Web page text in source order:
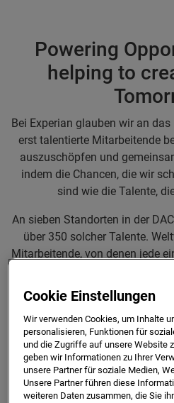
Powering
helping to
Bei Experian glauben wir an
erst talentierte Mitarbeitende
auszuschöpfen und
indem die Chancen, die wir
sind wie die Talente,
An sieben Standorten in der
über 350 solcher Talente.
Mitarbeitende, von denen jede
die auf Erfahrung, Kultur und
investieren in sie und in
erfolgreiche und innovative
Was uns antreibt, ist die
besseren Ort zu machen. Für
unsere Mitarbeitenden und
leben.
Cookie Einstellungen
Wir verwenden Cookies, um Inhalte
personalisieren, Funktionen für
und die Zugriffe auf unsere Website
geben wir Informationen zu Ihrer
unsere Partner für soziale Medien,
Unsere Partner führen diese
weiteren Daten zusammen, die Sie